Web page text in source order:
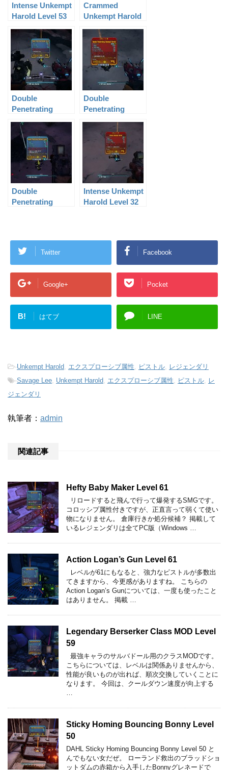
Intense Unkempt
Harold Level 53
Crammed
Unkempt Harold
Double
Penetrating
Level 32
Double
Penetrating
Level 53
Double
Penetrating
Intense Unkempt
Harold Level 32
Twitter Facebook
Google+ Pocket
B! はてブ LINE
-Unkempt Harold エクスプローシブ属性 ピストル
レジェンダリ
-Savage Lee Unkempt Harold エクスプローシブ属性 ピストル
レ
ジェンダリ
執筆者： admin
関連記事
Hefty Baby Maker Level 61
リロードすると飛んで行って爆発するSMGです。
コロッシプ属性付きですが、正直言って弱くて使い
物になりません。 倉庫行きか処分候補？ 掲載して
いるレジェンダリは全てPC版（Windows …
Action Logan’s Gun Level 61
レベルが61にもなると、強力なピストルが多数出
てきますから、今更感がありますね。 こちらの
Action Logan’s Gunについては、一度も使ったこと
はありません。 掲載 …
Legendary Berserker Class MOD Level
59
最強キャラのサルバドール用のクラスMODです。
こちらについては、レベルは関係ありませんから、
性能が良いものが出れば、順次交換していくことに
なります。 今回は、クールダウン速度が向上する
Sticky Homing Bouncing Bonny Level
50
DAHL Sticky Homing Bouncing Bonny Level 50 と
んでもない女だぜ。 ローランド救出のブラッドショ
ットダムの赤箱から入手したBonnyグレネードで